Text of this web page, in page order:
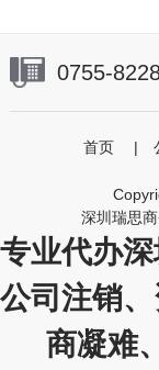
0755-
首页 |
深圳瑞思
专业代办深
公司注销
商凝难